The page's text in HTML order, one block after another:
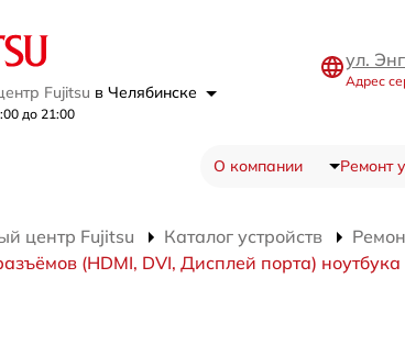
Fujitsu в Челябинске
до 21:00
ул.
Адрес
О компании Ремонт
центр Fujitsu Каталог устройств
(HDMI, DVI, Дисплей порта) ноутбука